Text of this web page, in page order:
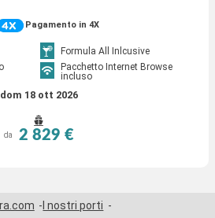
Pagamento in 4X
Formula All Inlcusive
Pacchetto Internet Browse
incluso
dom 18 ott 2026
da 2 829 €
I nostri porti